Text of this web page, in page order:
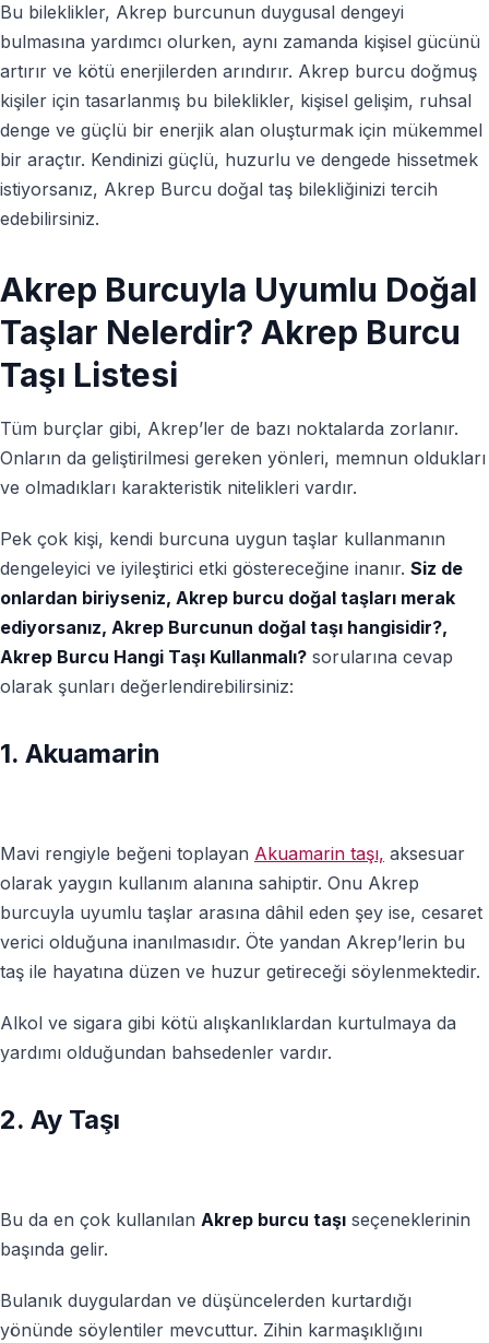
Bu bileklikler, Akrep burcunun duygusal dengeyi
bulmasına yardımcı olurken, aynı zamanda kişisel gücünü
artırır ve kötü enerjilerden arındırır. Akrep burcu doğmuş
kişiler için tasarlanmış bu bileklikler, kişisel gelişim, ruhsal
denge ve güçlü bir enerjik alan oluşturmak için mükemmel
bir araçtır. Kendinizi güçlü, huzurlu ve dengede hissetmek
istiyorsanız, Akrep Burcu doğal taş bilekliğinizi tercih
edebilirsiniz.
Akrep Burcuyla Uyumlu Doğal
Taşlar Nelerdir? Akrep Burcu
Taşı Listesi
Tüm burçlar gibi, Akrep’ler de bazı noktalarda zorlanır.
Onların da geliştirilmesi gereken yönleri, memnun oldukları
ve olmadıkları karakteristik nitelikleri vardır.
Pek çok kişi, kendi burcuna uygun taşlar kullanmanın
dengeleyici ve iyileştirici etki göstereceğine inanır. Siz de
onlardan biriyseniz, Akrep burcu doğal taşları merak
ediyorsanız, Akrep Burcunun doğal taşı hangisidir?,
Akrep Burcu Hangi Taşı Kullanmalı? sorularına cevap
olarak şunları değerlendirebilirsiniz:
1. Akuamarin
Mavi rengiyle beğeni toplayan Akuamarin taşı, aksesuar
olarak yaygın kullanım alanına sahiptir. Onu Akrep
burcuyla uyumlu taşlar arasına dâhil eden şey ise, cesaret
verici olduğuna inanılmasıdır. Öte yandan Akrep’lerin bu
taş ile hayatına düzen ve huzur getireceği söylenmektedir.
Alkol ve sigara gibi kötü alışkanlıklardan kurtulmaya da
yardımı olduğundan bahsedenler vardır.
2. Ay Taşı
Bu da en çok kullanılan Akrep burcu taşı seçeneklerinin
başında gelir.
Bulanık duygulardan ve düşüncelerden kurtardığı
yönünde söylentiler mevcuttur. Zihin karmaşıklığını